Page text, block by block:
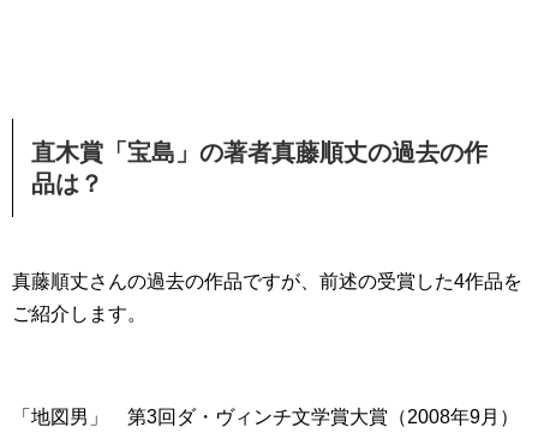
直木賞「宝島」の著者真藤順丈の過去の作
品は？
真藤順丈さんの過去の作品ですが、前述の受賞した4作品を
ご紹介します。
「地図男」 第3回ダ・ヴィンチ文学賞大賞（2008年9月）